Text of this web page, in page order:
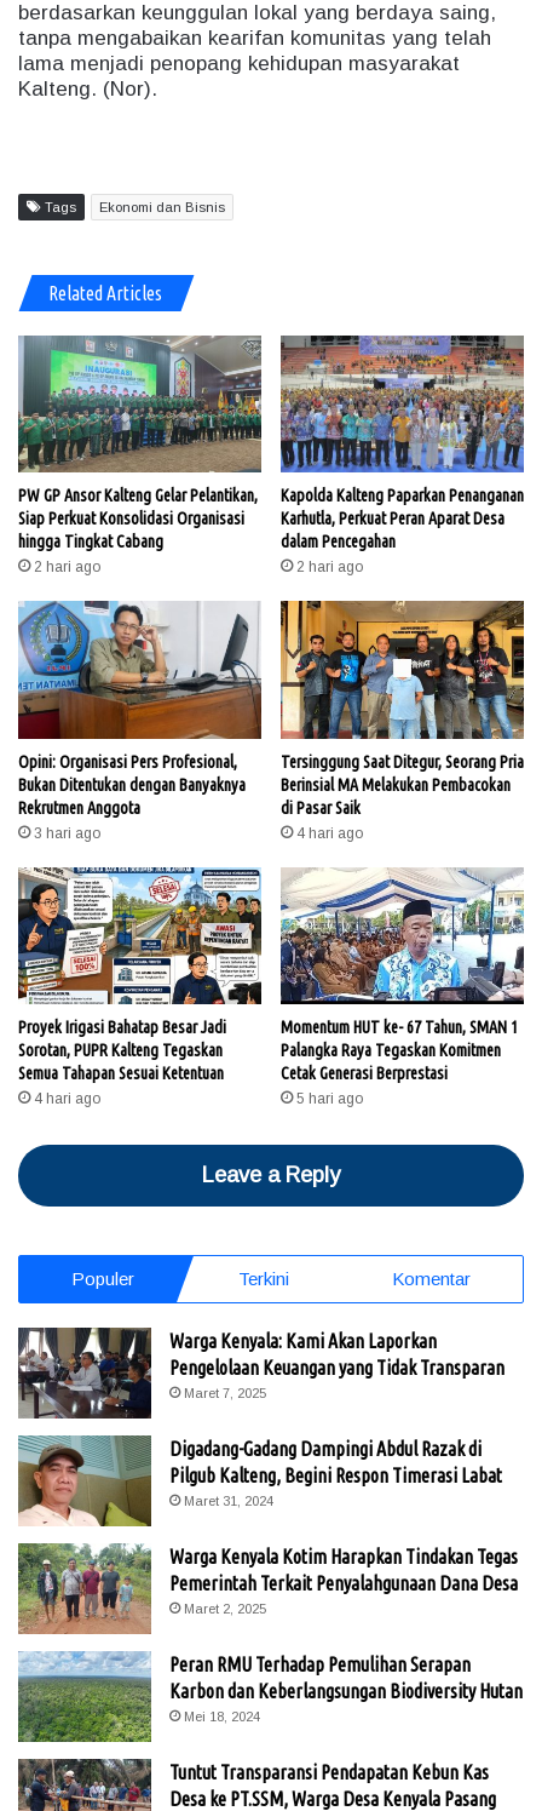
berdasarkan keunggulan lokal yang berdaya saing,
tanpa mengabaikan kearifan komunitas yang telah
lama menjadi penopang kehidupan masyarakat
Kalteng. (Nor).
Tags Ekonomi dan Bisnis
Related Articles
PW GP Ansor Kalteng Gelar Pelantikan,
Siap Perkuat Konsolidasi Organisasi
hingga Tingkat Cabang
2 hari ago
Kapolda Kalteng Paparkan Penanganan
Karhutla, Perkuat Peran Aparat Desa
dalam Pencegahan
2 hari ago
Opini: Organisasi Pers Profesional,
Bukan Ditentukan dengan Banyaknya
Rekrutmen Anggota
3 hari ago
Tersinggung Saat Ditegur, Seorang Pria
Berinsial MA Melakukan Pembacokan
di Pasar Saik
4 hari ago
Proyek Irigasi Bahatap Besar Jadi
Sorotan, PUPR Kalteng Tegaskan
Semua Tahapan Sesuai Ketentuan
4 hari ago
Momentum HUT ke- 67 Tahun, SMAN 1
Palangka Raya Tegaskan Komitmen
Cetak Generasi Berprestasi
5 hari ago
Leave a Reply
Populer Terkini Komentar
Warga Kenyala: Kami Akan Laporkan
Pengelolaan Keuangan yang Tidak Transparan
Maret 7, 2025
Digadang-Gadang Dampingi Abdul Razak di
Pilgub Kalteng, Begini Respon Timerasi Labat
Maret 31, 2024
Warga Kenyala Kotim Harapkan Tindakan Tegas
Pemerintah Terkait Penyalahgunaan Dana Desa
Maret 2, 2025
Peran RMU Terhadap Pemulihan Serapan
Karbon dan Keberlangsungan Biodiversity Hutan
Mei 18, 2024
Tuntut Transparansi Pendapatan Kebun Kas
Desa ke PT.SSM, Warga Desa Kenyala Pasang